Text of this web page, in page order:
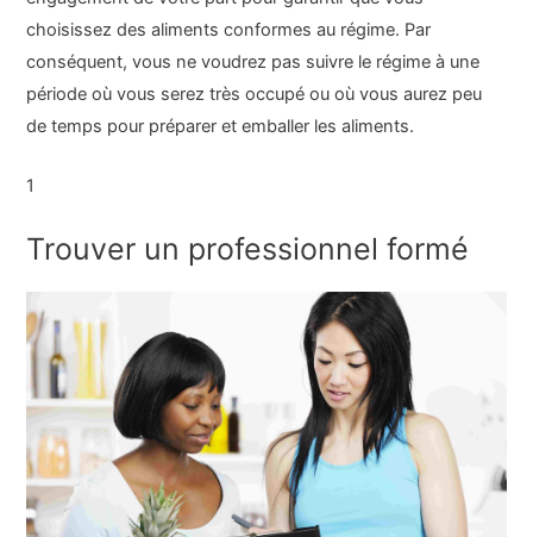
choisissez des aliments conformes au régime. Par
conséquent, vous ne voudrez pas suivre le régime à une
période où vous serez très occupé ou où vous aurez peu
de temps pour préparer et emballer les aliments.
1
Trouver un professionnel formé